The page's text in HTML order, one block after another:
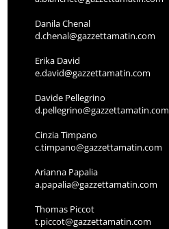
Danila Chenal
d.chenal@gazzettamatin.com
Erika David
e.david@gazzettamatin.com
Davide Pellegrino
d.pellegrino@gazzettamatin.com
Cinzia Timpano
c.timpano@gazzettamatin.com
Arianna Papalia
a.papalia@gazzettamatin.com
Thomas Piccot
t.piccot@gazzettamatin.com